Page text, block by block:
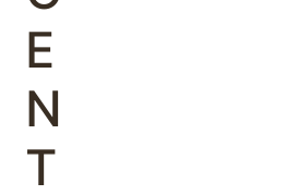
Ε
Ν
Τ